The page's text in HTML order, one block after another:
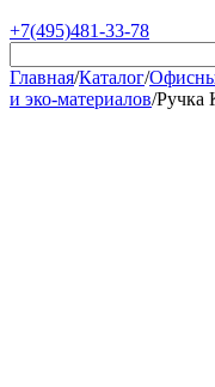
+7(495)481-33-78
Главная/Каталог/
и эко-материалов/Ручка